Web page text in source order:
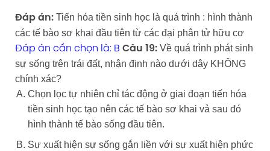
Đáp án:Tiến hóa tiền sinh học là quá trình : hình thành
các tế bào sơ khai đầu tiên từ các đại phân tử hữu cơ
Đáp án cần chọn là: B Câu 19:Về quá trình phát sinh
sự sống trên trái đất, nhận định nào dưới dây KHÔNG
chính xác?
Chọn lọc tự nhiên chỉ tác động ở giai đoạn tiến hóa
tiền sinh học tạo nên các tế bào sơ khai vả sau đó
hình thành tế bào sống đầu tiên.
Sự xuất hiện sự sống gắn liền với sự xuất hiện phức